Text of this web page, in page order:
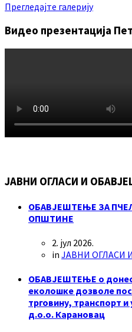
Прегледајте галерију
Видео презентација
ЈАВНИ ОГЛАСИ И
ОБАВЈЕШТЕЊЕ ЗА
ОПШТИНЕ
2. јул 2026.
in ЈАВНИ ОГЛАСИ
ОБАВЈЕШТЕЊЕ о
еколошке дозволе
трговину, транспорт и
д.о.о. Карановац